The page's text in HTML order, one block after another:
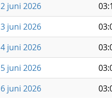
2 juni 2026
3 juni 2026
4 juni 2026
5 juni 2026
6 juni 2026